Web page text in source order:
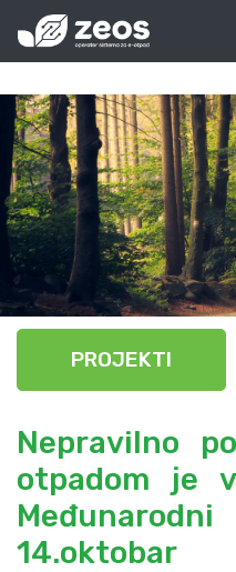
PROJEKTI
Nepravilno
otpadom je
14.oktobar